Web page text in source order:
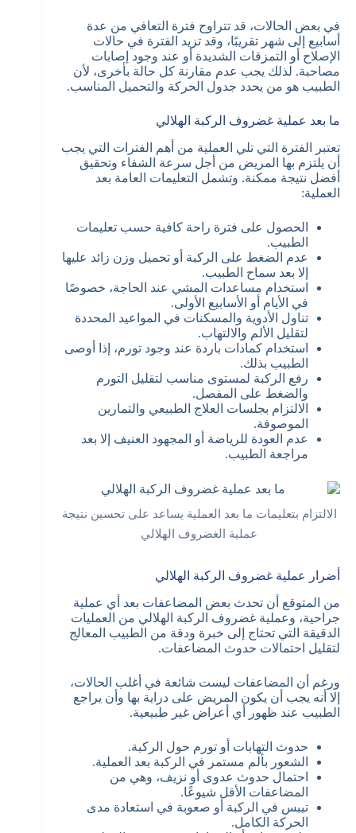
في بعض الحالات، قد تتراوح فترة التعافي من عدة
أسابيع إلى شهر تقريبًا، وقد تزيد الفترة في حالات
الإصلاح أو التمزقات الشديدة أو عند وجود إصابات
مصاحبة. لذلك يجب عدم مقارنة كل حالة بأخرى، لأن
الطبيب هو من يحدد جدول الحركة والتحميل المناسب.
ما بعد عملية غضروف الركبة الهلالي
تعتبر الفترة التي تلي العملية من أهم الفترات التي يجب
أن يلتزم بها المريض من أجل سرعة الشفاء وتحقيق
أفضل نتيجة ممكنة. وتشمل التعليمات العامة بعد
العملية:
الحصول على فترة راحة كافية حسب تعليمات
الطبيب.
عدم الضغط على الركبة أو تحميل وزن زائد عليها
إلا بعد سماح الطبيب.
استخدام مساعدات المشي عند الحاجة، خصوصًا
في الأيام أو الأسابيع الأولى.
تناول الأدوية والمسكنات في المواعيد المحددة
لتقليل الألم والالتهاب.
استخدام كمادات باردة عند وجود تورم، إذا أوصى
الطبيب بذلك.
رفع الركبة لمستوى مناسب لتقليل التورم
والضغط على المفصل.
الالتزام بجلسات العلاج الطبيعي والتمارين
الموصوفة.
عدم العودة للرياضة أو المجهود العنيف إلا بعد
مراجعة الطبيب.
الالتزام بتعليمات ما بعد العملية يساعد على تحسين نتيجة
عملية الغضروف الهلالي
أضرار عملية غضروف الركبة الهلالي
من المتوقع أن تحدث بعض المضاعفات بعد أي عملية
جراحية، وعملية غضروف الركبة الهلالي من العمليات
الدقيقة التي تحتاج إلى خبرة ودقة من الطبيب المعالج
لتقليل احتمالات حدوث المضاعفات.
ورغم أن المضاعفات ليست شائعة في أغلب الحالات،
إلا أنه يجب أن يكون المريض على دراية بها وأن يراجع
الطبيب عند ظهور أي أعراض غير طبيعية.
حدوث التهابات أو تورم حول الركبة.
الشعور بألم مستمر في الركبة بعد العملية.
احتمال حدوث عدوى أو نزيف، وهي من
المضاعفات الأقل شيوعًا.
تيبس في الركبة أو صعوبة في استعادة مدى
الحركة الكامل.